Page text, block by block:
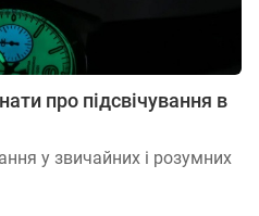
про підсвічування в
у звичайних і розумних